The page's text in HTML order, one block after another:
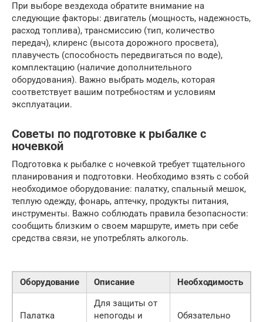
При выборе вездехода обратите внимание на
следующие факторы: двигатель (мощность, надежность,
расход топлива), трансмиссию (тип, количество
передач), клиренс (высота дорожного просвета),
плавучесть (способность передвигаться по воде),
комплектацию (наличие дополнительного
оборудования). Важно выбрать модель, которая
соответствует вашим потребностям и условиям
эксплуатации.
Советы по подготовке к рыбалке с
ночевкой
Подготовка к рыбалке с ночевкой требует тщательного
планирования и подготовки. Необходимо взять с собой
необходимое оборудование: палатку, спальный мешок,
теплую одежду, фонарь, аптечку, продукты питания,
инструменты. Важно соблюдать правила безопасности:
сообщить близким о своем маршруте, иметь при себе
средства связи, не употреблять алкоголь.
Оборудование Описание Необходимость
Палатка
Для защиты от
непогоды и
Обязательно